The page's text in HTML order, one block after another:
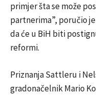
primjer šta se može
partnerima”, poručio
da će u BiH biti
reformi.
Priznanja Sattleru i
gradonačelnik Mario